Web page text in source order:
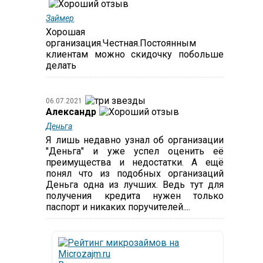
Займер
Хорошая
организация.Честная.Постоянным
клиентам можно скидочку побольше
делать
06.07.2021
Александр
Деньга
Я лишь недавно узнал об организации
"Деньга" и уже успел оценить её
преимущества и недостатки. А ещё
понял что из подобных организаций
Деньга одна из лучших. Ведь тут для
получения кредита нужен только
паспорт и никаких поручителей....